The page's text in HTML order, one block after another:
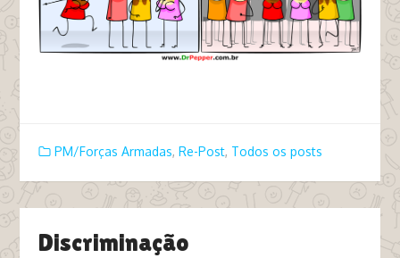
PM/Forças Armadas, Re-Post, Todos os posts
Discriminação